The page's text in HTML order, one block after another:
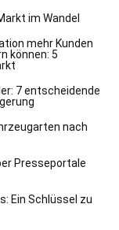
im Wandel
mehr Kunden
können: 5
7 entscheidende
nach
Presseportale
Ein Schlüssel zu